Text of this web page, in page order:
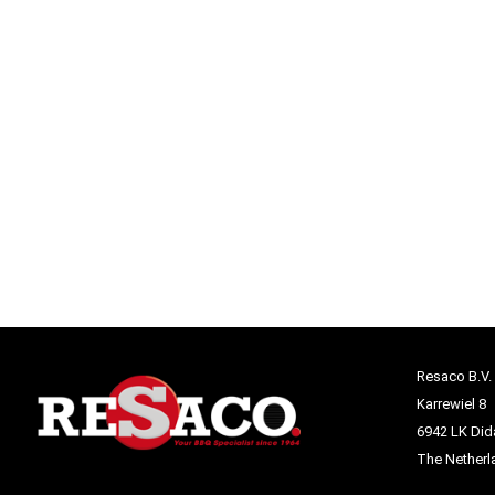
Resaco B.V.
Karrewiel 8
6942 LK
The